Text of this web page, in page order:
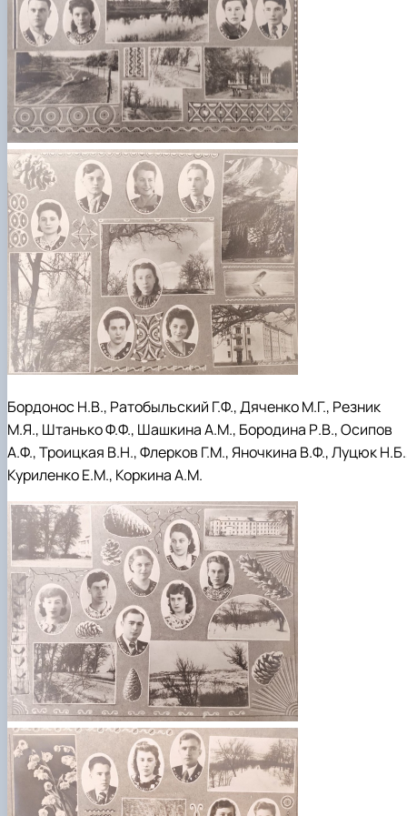
Бордонос Н.В., Ратобыльский Г.Ф., Дяченко М.Г., Резник
М.Я., Штанько Ф.Ф., Шашкина А.М., Бородина Р.В., Осипов
А.Ф., Троицкая В.Н., Флерков Г.М., Яночкина В.Ф., Луцюк
Куриленко Е.М., Коркина А.М.